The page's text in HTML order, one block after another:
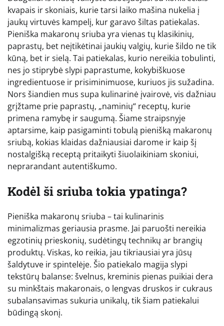
kvapais ir skoniais, kurie tarsi laiko mašina nukelia į
jaukų virtuvės kampelį, kur garavo šiltas patiekalas.
Pieniška makaronų sriuba yra vienas tų klasikinių,
paprastų, bet neįtikėtinai jaukių valgių, kurie šildo ne tik
kūną, bet ir sielą. Tai patiekalas, kurio nereikia tobulinti,
nes jo stiprybė slypi paprastume, kokybiškuose
ingredientuose ir prisiminimuose, kuriuos jis sužadina.
Nors šiandien mus supa kulinarinė įvairovė, vis dažniau
grįžtame prie paprastų, „naminių“ receptų, kurie
primena ramybę ir saugumą. Šiame straipsnyje
aptarsime, kaip pasigaminti tobulą pienišką makaronų
sriubą, kokias klaidas dažniausiai darome ir kaip šį
nostalgišką receptą pritaikyti šiuolaikiniam skoniui,
neprarandant autentiškumo.
Kodėl ši sriuba tokia ypatinga?
Pieniška makaronų sriuba – tai kulinarinis
minimalizmas geriausia prasme. Jai paruošti nereikia
egzotinių prieskonių, sudėtingų technikų ar brangių
produktų. Viskas, ko reikia, jau tikriausiai yra jūsų
šaldytuve ir spintelėje. Šio patiekalo magija slypi
tekstūrų balanse: švelnus, kreminis pienas puikiai dera
su minkštais makaronais, o lengvas druskos ir cukraus
subalansavimas sukuria unikalų, tik šiam patiekalui
būdingą skonį.